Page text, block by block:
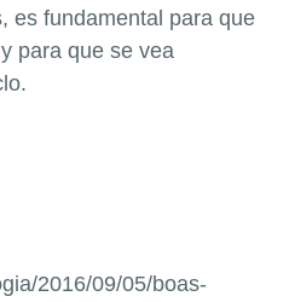
es fundamental para que
para que se vea
2016/09/05/boas-